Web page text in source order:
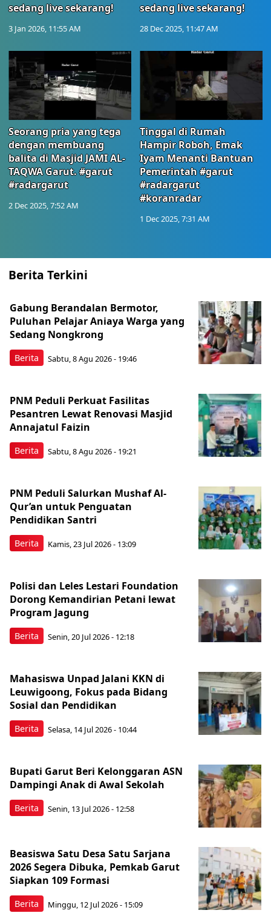
sedang live sekarang!
3 Jan 2026, 11:55 AM
sedang live sekarang!
28 Dec 2025, 11:47 AM
Seorang pria yang tega
dengan membuang
balita di Masjid JAMI AL-
TAQWA Garut. #garut
#radargarut
2 Dec 2025, 7:52 AM
Tinggal di Rumah
Hampir Roboh, Emak
Iyam Menanti Bantuan
Pemerintah #garut
#radargarut
#koranradar
1 Dec 2025, 7:31 AM
Berita Terkini
Berita
Gabung Berandalan Bermotor,
Puluhan Pelajar Aniaya Warga yang
Sedang Nongkrong
Sabtu, 8 Agu 2026 - 19:46
Berita
PNM Peduli Perkuat Fasilitas
Pesantren Lewat Renovasi Masjid
Annajatul Faizin
Sabtu, 8 Agu 2026 - 19:21
Berita
PNM Peduli Salurkan Mushaf Al-
Qur’an untuk Penguatan
Pendidikan Santri
Kamis, 23 Jul 2026 - 13:09
Berita
Polisi dan Leles Lestari Foundation
Dorong Kemandirian Petani lewat
Program Jagung
Senin, 20 Jul 2026 - 12:18
Berita
Mahasiswa Unpad Jalani KKN di
Leuwigoong, Fokus pada Bidang
Sosial dan Pendidikan
Selasa, 14 Jul 2026 - 10:44
Berita
Bupati Garut Beri Kelonggaran ASN
Dampingi Anak di Awal Sekolah
Senin, 13 Jul 2026 - 12:58
Berita
Beasiswa Satu Desa Satu Sarjana
2026 Segera Dibuka, Pemkab Garut
Siapkan 109 Formasi
Minggu, 12 Jul 2026 - 15:09